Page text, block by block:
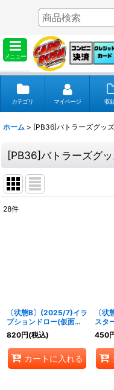
メニュー
カテゴリ マイページ 収
ホーム > [PB36]バトラーズグッ
[PB36]バトラーズグ
28件
〔状態B〕(2025/7)イラ
プションドロー(仮面ラ
イダーカイザイラスト)
【C】{BS54-067}
《赤》
820円(税込)
カートに入れる
〔
スタ
ダー
【R
《赤
450